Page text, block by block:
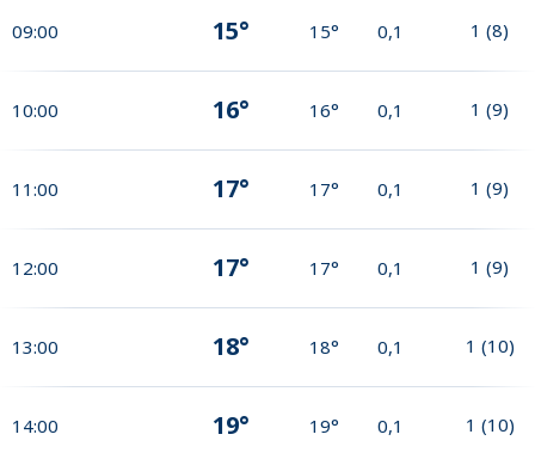
09:00 15° 15° 0,1 1 (8)
10:00 16° 16° 0,1 1 (9)
11:00 17° 17° 0,1 1 (9)
12:00 17° 17° 0,1 1 (9)
13:00 18° 18° 0,1 1 (10)
14:00 19° 19° 0,1 1 (10)